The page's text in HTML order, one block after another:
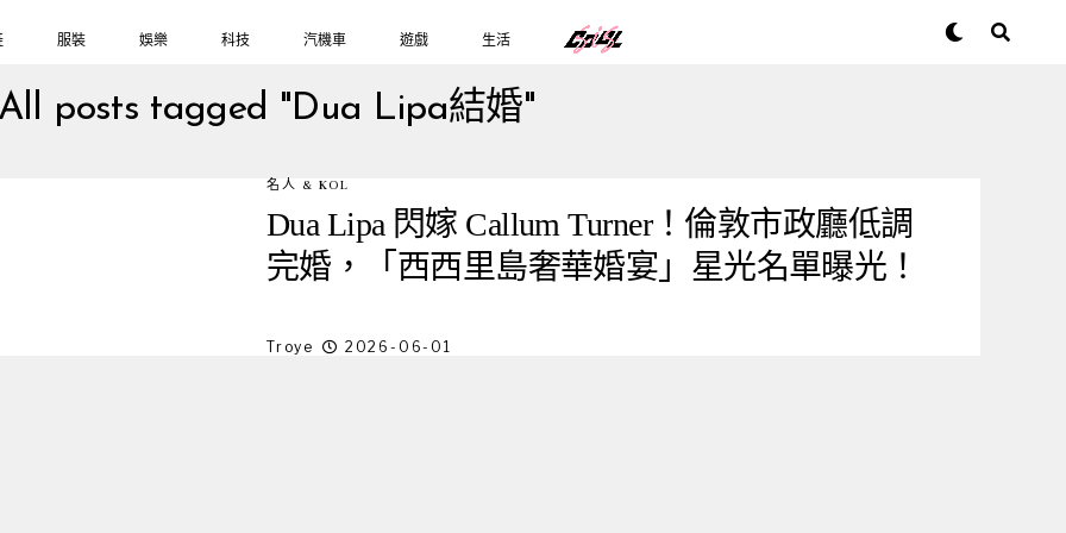
服裝 娛樂 科技 汽機車 遊戲 生活
posts tagged "Dua Lipa結婚"
名人 & KOL
Dua Lipa 閃嫁 Callum Turner！倫敦市政廳低調
完婚，「西西里島奢華婚宴」星光名單曝光！
Troye 2026-06-01